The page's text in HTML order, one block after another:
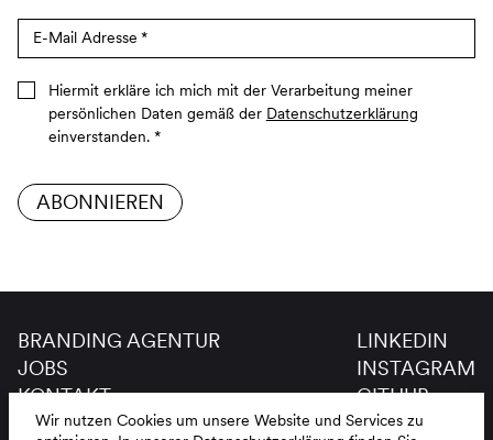
Wir nutzen Cookies um unsere Website und Services zu
E-Mail Adresse *
Hiermit erkläre ich mich mit der Verarbeitung meiner
persönlichen Daten gemäß der Datenschutzerklärung
einverstanden. *
ABONNIEREN
BRANDING AGENTUR
JOBS
KONTAKT
GLOSSAR
LINKEDIN
INSTAGRAM
GITHUB